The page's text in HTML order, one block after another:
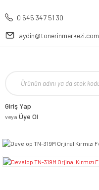
0 545 347 51 30
aydin@tonerinmerkezi.com
Giriş Yap
veya Üye Ol